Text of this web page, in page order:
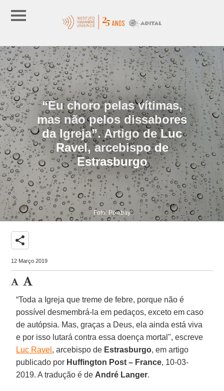
“Eu choro pelas vítimas,
mas não pelos dissabores
da Igreja”. Artigo de Luc
Ravel, arcebispo de
Estrasburgo
Foto: Pixabay
share
12 Março 2019
“Toda a Igreja que treme de febre, porque não é
possível desmembrá-la em pedaços, exceto em caso
de autópsia. Mas, graças a Deus, ela ainda está viva
e por isso lutará contra essa doença mortal", escreve
Luc Ravel , arcebispo de Estrasburgo, em artigo
publicado por Huffington Post – France, 10-03-
2019. A tradução é de André Langer.